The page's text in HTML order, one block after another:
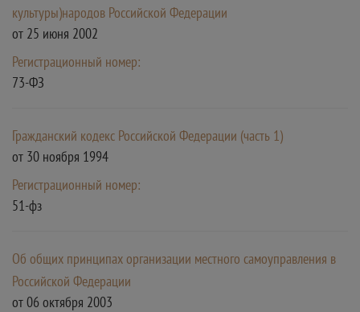
культуры)народов Российской Федерации
от 25 июня 2002
Регистрационный номер:
73-ФЗ
Гражданский кодекс Российской Федерации (часть 1)
от 30 ноября 1994
Регистрационный номер:
51-фз
Об общих принципах организации местного самоуправления в
Российской Федерации
от 06 октября 2003